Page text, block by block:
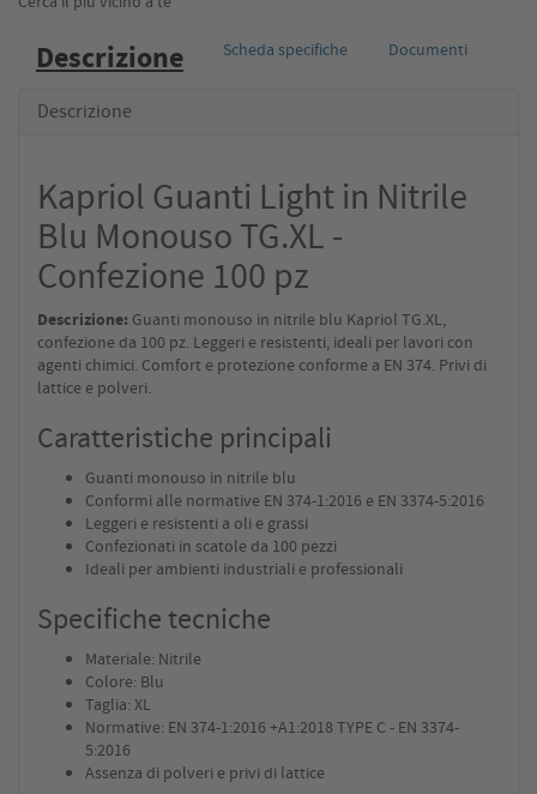
Descrizione Scheda specifiche Documenti
Descrizione
Kapriol Guanti Light in Nitrile
Blu Monouso TG.XL -
Confezione 100 pz
Descrizione: Guanti monouso in nitrile blu Kapriol TG.XL,
confezione da 100 pz. Leggeri e resistenti, ideali per lavori con
agenti chimici. Comfort e protezione conforme a EN 374. Privi di
lattice e polveri.
Caratteristiche principali
Guanti monouso in nitrile blu
Conformi alle normative EN 374-1:2016 e EN 3374-5:2016
Leggeri e resistenti a oli e grassi
Confezionati in scatole da 100 pezzi
Ideali per ambienti industriali e professionali
Specifiche tecniche
Materiale: Nitrile
Colore: Blu
Taglia: XL
Normative: EN 374-1:2016 +A1:2018 TYPE C - EN 3374-
5:2016
Assenza di polveri e privi di lattice